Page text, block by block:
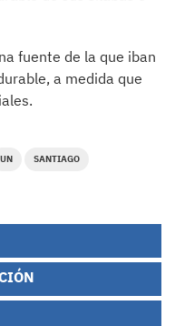
fuente de la que iban
a medida que
UN SANTIAGO